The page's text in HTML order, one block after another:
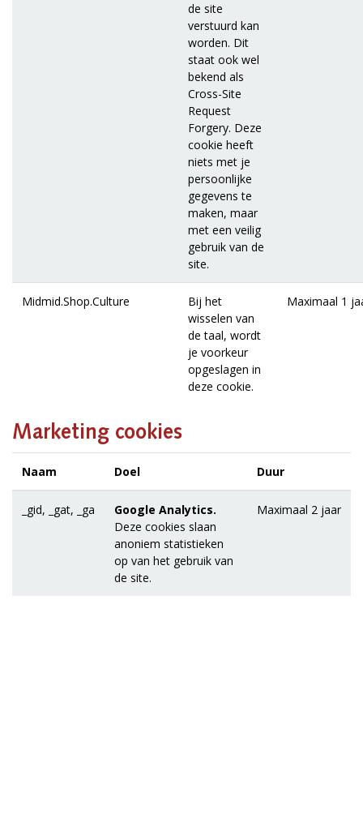
de site
verstuurd kan
worden. Dit
staat ook wel
bekend als
Cross-Site
Request
Forgery. Deze
cookie heeft
niets met je
persoonlijke
gegevens te
maken, maar
met een veilig
gebruik van de
site.
Midmid.Shop.Culture
Bij het
wisselen van
de taal, wordt
je voorkeur
opgeslagen in
deze cookie.
Maximaal 1
Marketing cookies
Naam Doel Duur
_gid, _gat, _ga
Google Analytics.
Deze cookies slaan
anoniem statistieken
op van het gebruik van
de site.
Maximaal 2 jaar